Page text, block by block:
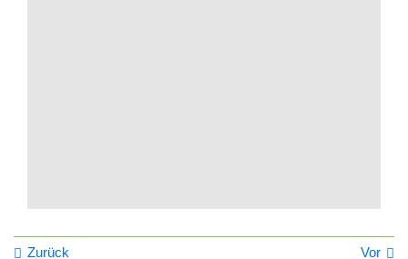
Zurück Vor